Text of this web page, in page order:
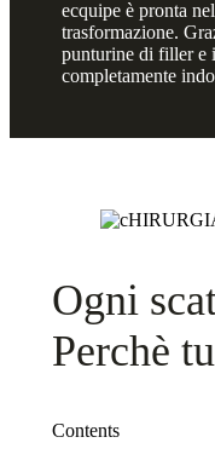
ecquipe è pronta
trasformazione.
punturine di filler e
completamente
Ogni
Perchè
Contents